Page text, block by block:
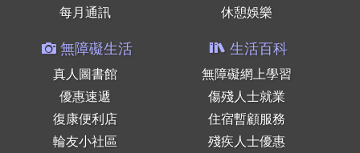
每月通訊
休憩娛樂
無障礙生活
真人圖書館
優惠速遞
復康便利店
輪友小社區
生活百科
無障礙網上學習
傷殘人士就業
住宿暫顧服務
殘疾人士優惠